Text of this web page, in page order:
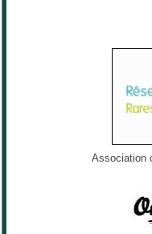
Association